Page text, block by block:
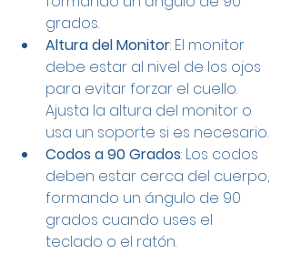
grados.
Altura del Monitor: El monitor
debe estar al nivel de los ojos
para evitar forzar el cuello.
Ajusta la altura del monitor o
usa un soporte si es necesario.
Codos a 90 Grados: Los codos
deben estar cerca del cuerpo,
formando un ángulo de 90
grados cuando uses el
teclado o el ratón.